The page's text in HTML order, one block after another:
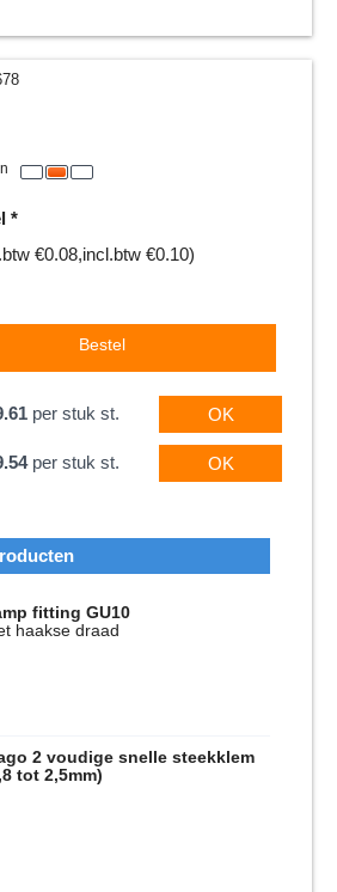
*
€0.08,incl.btw €0.10)
Bestel
per stuk st. OK
per stuk st. OK
fitting GU10
haakse draad
2 voudige snelle steekklem
tot 2,5mm)